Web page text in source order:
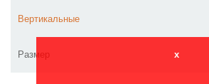
Вертикальные
Размер x